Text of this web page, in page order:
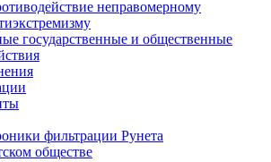
неправомерному
государственные и общественные
фильтрации Рунета
обществе